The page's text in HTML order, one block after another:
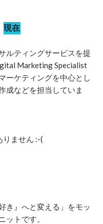
現在
ルティングサービスを提
Marketing Specialist
ーケティングを中心とし
成などを担当していま
りません :-(
き』へと変える」をモッ
ットです。